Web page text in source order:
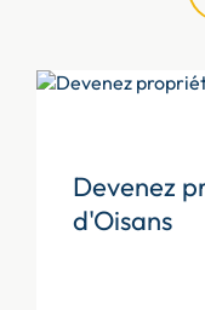
Devenez
d'Oisans